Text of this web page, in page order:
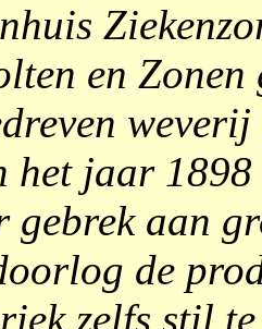
en
het jaar
aan
de
zelfs stil